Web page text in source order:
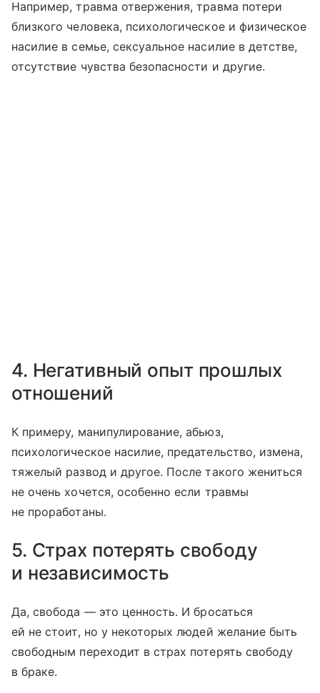
Например, травма отвержения, травма потери
близкого человека, психологическое и физическое
насилие в семье, сексуальное насилие в детстве,
отсутствие чувства безопасности и другие.
4. Негативный опыт прошлых
отношений
К примеру, манипулирование, абьюз,
психологическое насилие, предательство, измена,
тяжелый развод и другое. После такого жениться
не очень хочется, особенно если травмы
не проработаны.
5. Страх потерять свободу
и независимость
Да, свобода — это ценность. И бросаться
ей не стоит, но у некоторых людей желание быть
свободным переходит в страх потерять свободу
в браке.